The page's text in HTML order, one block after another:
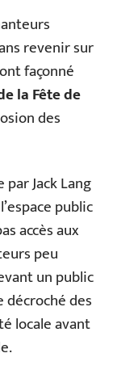
revenir sur
façonné
la Fête de
des
Jack Lang
public
accès aux
peu
un public
des
locale avant